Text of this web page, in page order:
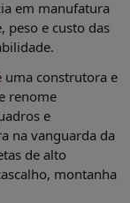
em manufatura
peso e custo das
uma construtora e
renome
e
na vanguarda da
de alto
montanha